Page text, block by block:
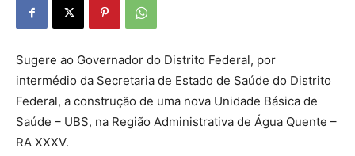
Sugere ao Governador do Distrito Federal, por
intermédio da Secretaria de Estado de Saúde do Distrito
Federal, a construção de uma nova Unidade Básica de
Saúde – UBS, na Região Administrativa de Água Quente –
RA XXXV.